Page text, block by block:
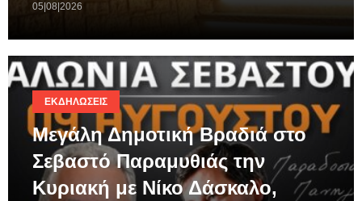
05|08|2026
ΕΚΔΗΛΏΣΕΙΣ
Μεγάλη Δημοτική Βραδιά στο
Σεβαστό Παραμυθιάς την
Κυριακή με Νίκο Δάσκαλο,